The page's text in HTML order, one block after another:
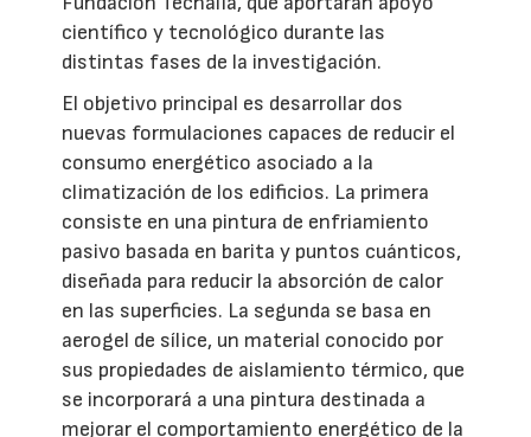
científico y tecnológico durante las
distintas fases de la investigación.
El objetivo principal es desarrollar dos
nuevas formulaciones capaces de reducir el
consumo energético asociado a la
climatización de los edificios. La primera
consiste en una pintura de enfriamiento
pasivo basada en barita y puntos cuánticos,
diseñada para reducir la absorción de calor
en las superficies. La segunda se basa en
aerogel de sílice, un material conocido por
sus propiedades de aislamiento térmico, que
se incorporará a una pintura destinada a
mejorar el comportamiento energético de la